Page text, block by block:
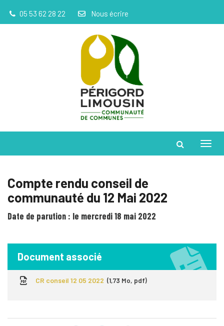
05 53 62 28 22 Nous écrire
Compte rendu conseil de
communauté du 12 Mai 2022
Date de parution : le mercredi 18 mai 2022
Document associé
CR conseil 12 05 2022 1,73 Mo, pdf